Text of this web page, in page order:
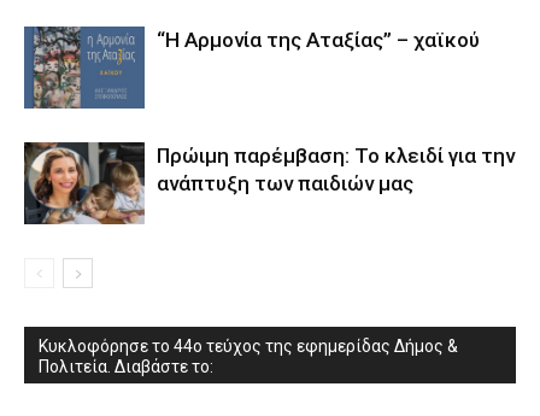
“Η Αρμονία της Αταξίας” – χαϊκού
Πρώιμη παρέμβαση: Το κλειδί για την
ανάπτυξη των παιδιών µας
Κυκλοφόρησε το 44ο τεύχος της εφημερίδας Δήμος &
Πολιτεία. Διαβάστε το: